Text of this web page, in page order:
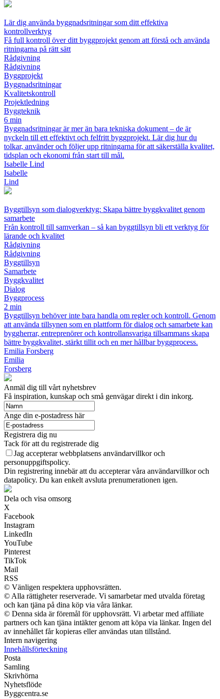
Lär dig använda byggnadsritningar som ditt effektiva
kontrollverktyg
Få full kontroll över ditt byggprojekt genom att förstå och använda
ritningarna på rätt sätt
Rådgivning
Rådgivning
Byggprojekt
Byggnadsritningar
Kvalitetskontroll
Projektledning
Byggteknik
6 min
Byggnadsritningar är mer än bara tekniska dokument – de är
nyckeln till ett effektivt och felfritt byggprojekt. Lär dig hur du
tolkar, använder och följer upp ritningarna för att säkerställa kvalitet,
tidsplan och ekonomi från start till mål.
Isabelle Lind
Isabelle
Lind
Byggtillsyn som dialogverktyg: Skapa bättre byggkvalitet genom
samarbete
Från kontroll till samverkan – så kan byggtillsyn bli ett verktyg för
lärande och kvalitet
Rådgivning
Rådgivning
Byggtillsyn
Samarbete
Byggkvalitet
Dialog
Byggprocess
2 min
Byggtillsyn behöver inte bara handla om regler och kontroll. Genom
att använda tillsynen som en plattform för dialog och samarbete kan
byggherrar, entreprenörer och kontrollansvariga tillsammans skapa
bättre byggkvalitet, stärkt tillit och en mer hållbar byggprocess.
Emilia Forsberg
Emilia
Forsberg
Anmäl dig till vårt nyhetsbrev
Få inspiration, kunskap och små genvägar direkt i din inkorg.
Ange din e-postadress här
Registrera dig nu
Tack för att du registrerade dig
Jag accepterar webbplatsens användarvillkor och
personuppgiftspolicy.
Din registrering innebär att du accepterar våra användarvillkor och
datapolicy. Du kan enkelt avsluta prenumerationen igen.
Dela och visa omsorg
X
Facebook
Instagram
LinkedIn
YouTube
Pinterest
TikTok
Mail
RSS
© Vänligen respektera upphovsrätten.
© Alla rättigheter reserverade. Vi samarbetar med utvalda företag
och kan tjäna på dina köp via våra länkar.
© Denna sida är föremål för upphovsrätt. Vi arbetar med affiliate
partners och kan tjäna intäkter genom att köpa via länkar. Ingen del
av innehållet får kopieras eller användas utan tillstånd.
Intern navigering
Innehållsförteckning
Posta
Samling
Skrivhörna
Nyhetsflöde
Byggcentra.se